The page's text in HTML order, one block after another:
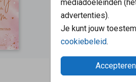
mediadoeleinden
advertenties).
Je kunt jouw
cookiebeleid.
Accepteren